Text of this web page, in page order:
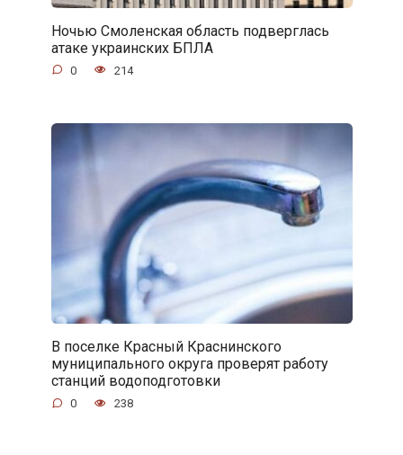
Ночью Смоленская область подверглась
атаке украинских БПЛА
0 214
В поселке Красный Краснинского
муниципального округа проверят работу
станций водоподготовки
0 238